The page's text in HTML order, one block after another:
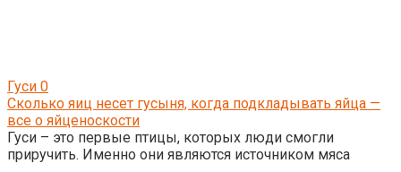
Гуси 0
Сколько яиц несет гусыня, когда подкладывать яйца —
все о яйценоскости
Гуси – это первые птицы, которых люди смогли
приручить. Именно они являются источником мяса